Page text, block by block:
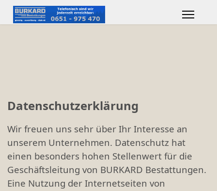
Datenschutzerklärung
Wir freuen uns sehr über Ihr Interesse an
unserem Unternehmen. Datenschutz hat
einen besonders hohen Stellenwert für die
Geschäftsleitung von BURKARD Bestattungen.
Eine Nutzung der Internetseiten von